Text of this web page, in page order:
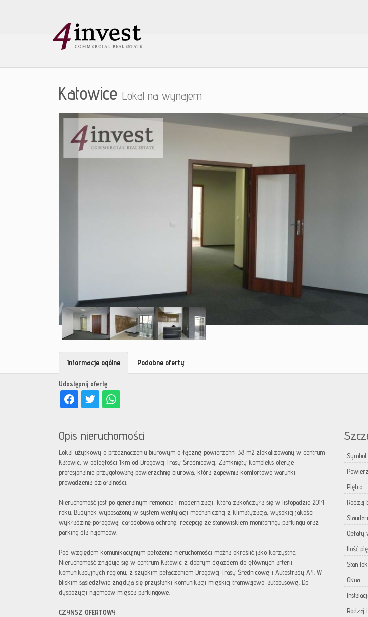
Katowice Lokal na wynajem
Udostępnij ofertę
Informacje ogólne Podobne oferty
Opis nieruchomości
Lokal użytkowy o przeznaczeniu biurowym o łącznej powierzchni 38 m2 zlokalizowany w centrum
Katowic, w odległości 1km od Drogowej Trasy Średnicowej. Zamknięty kompleks oferuje
profesjonalnie przygotowaną powierzchnię biurową, która zapewnia komfortowe warunki
prowadzenia działalności.
Nieruchomość jest po generalnym remoncie i modernizacji, która zakończyła się w listopadzie 2014
roku. Budynek wyposażony w system wentylacji mechanicznej z klimatyzacją, wysokiej jakości
wykładzinę połogową, całodobową ochronę, recepcję ze stanowiskiem monitoringu parkingu oraz
parking dla najemców.
Pod względem komunikacyjnym położenie nieruchomości można określić jako korzystne.
Nieruchomość znajduje się w centrum Katowic z dobrym dojazdem do głównych arterii
komunikacyjnych regionu, z szybkim połączeniem Drogowej Trasy Średnicowej i Autostrady A4. W
bliskim sąsiedztwie znajdują się przystanki komunikacji miejskiej tramwajowo-autobusowej. Do
dyspozycji najemców miejsca parkingowe.
CZYNSZ OFERTOWY
Piętro
Rodzaj
Ilość
Stan
Okna
Rodzaj